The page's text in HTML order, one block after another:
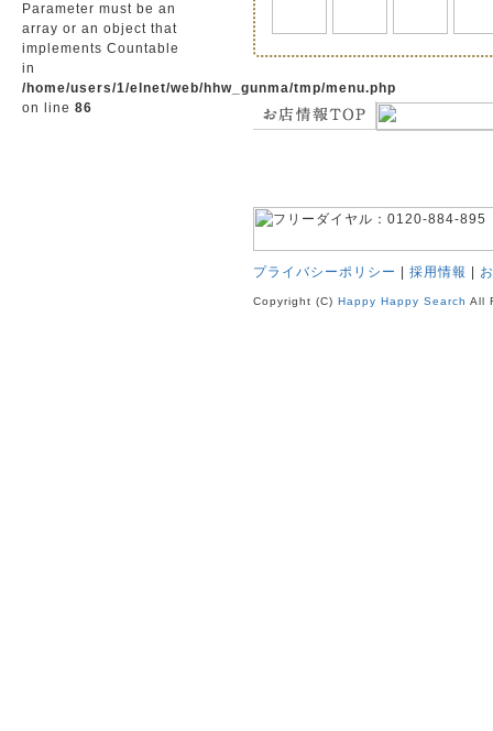
Parameter must be an
array or an object that
implements Countable
in
/home/users/1/elnet/web/hhw_gunma/tmp/menu.php
on line 86
プライバシーポリシー 採用情報
Copyright (C) Happy Happy Search All